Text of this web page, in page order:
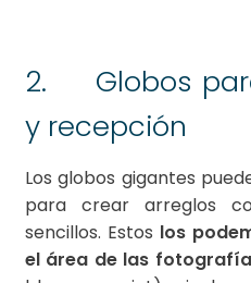
2. Globos
y recepción
Los globos gigantes
para crear arreglos
sencillos. Estos los
el área de las